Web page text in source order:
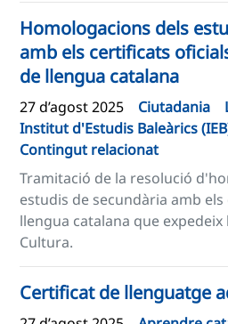
Homologacions dels
amb els certificats
de llengua catalana
27 d’agost 2025 Ciutadania
Institut d'Estudis Baleàrics
Contingut relacionat
Tramitació de la resolució
estudis de secundària amb
llengua catalana que
Cultura.
Certificat de llenguatge